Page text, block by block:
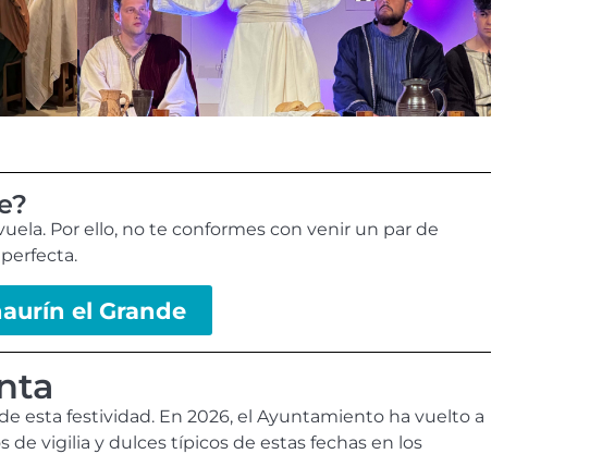
Por ello, no te conformes con venir un par de
el Grande
esta festividad. En 2026, el Ayuntamiento ha vuelto a
de vigilia y dulces típicos de estas fechas en los